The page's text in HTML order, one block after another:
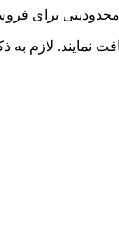
نمایند. لازم به